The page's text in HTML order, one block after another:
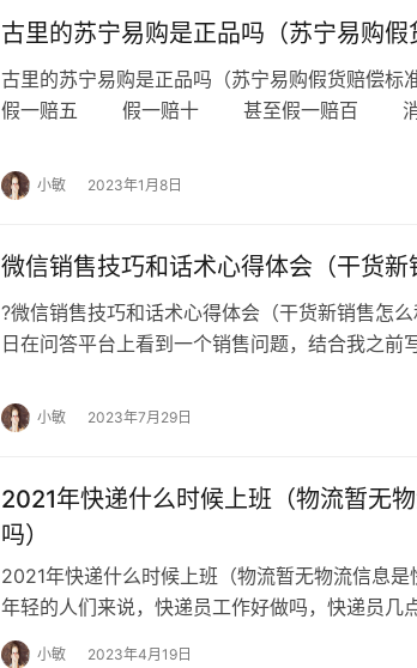
古里的苏宁易购是正品吗（苏宁易购假
古里的苏宁易购是正品吗（苏宁易购假货
假一赔五 假一赔十 甚至假一赔百 消
小敏 2023年1月8日
微信销售技巧和话术心得体会（干货新
?微信销售技巧和话术心得体会（干货新销售
日在问答平台上看到一个销售问题，结合我之前
小敏 2023年7月29日
2021年快递什么时候上班（物流暂无
吗）
2021年快递什么时候上班（物流暂无物流信
年轻的人们来说，快递员工作好做吗，快递员几
么，怎样找到快递员工作呢?今天职小汇告…
小敏 2023年4月19日